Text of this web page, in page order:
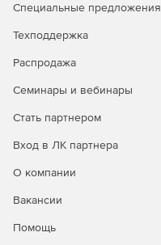
Специальные предложения
Техподдержка
Распродажа
Семинары и вебинары
Стать партнером
Вход в ЛК партнера
О компании
Вакансии
Помощь